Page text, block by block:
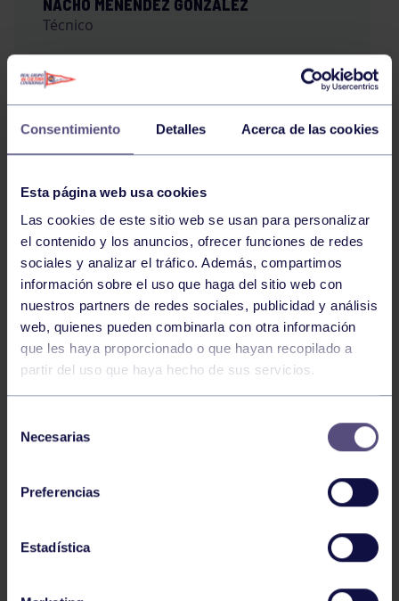
Consentimiento Detalles Acerca de las cookies
Esta página web usa cookies
Las cookies de este sitio web se usan para personalizar
el contenido y los anuncios, ofrecer funciones de redes
sociales y analizar el tráfico. Además, compartimos
información sobre el uso que haga del sitio web con
nuestros partners de redes sociales, publicidad y análisis
web, quienes pueden combinarla con otra información
que les haya proporcionado o que hayan recopilado a
partir del uso que haya hecho de sus servicios.
Necesarias
Preferencias
Estadística
NACHO MENÉNDEZ GONZÁLEZ
Técnico
NACHO SANDOVAL FERNÁNDEZ
Técnico
NELIDA CARBALLO FERNÁNDEZ
Técnico
PACHU MUÑIZ MUÑIZ
Técnico
PATRICIA ROMERO PÉREZ
RAQUEL MARTÍNEZ CABO
SARA MATEOS CARBALLO